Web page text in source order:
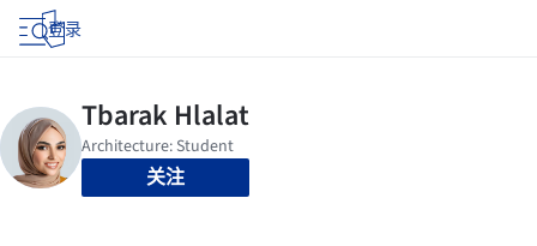
登录
关注